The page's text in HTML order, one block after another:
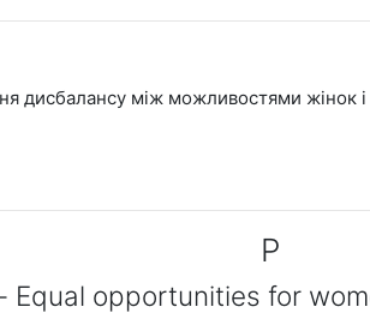
дисбалансу між можливостями жінок
Р
- Equal opportunities for